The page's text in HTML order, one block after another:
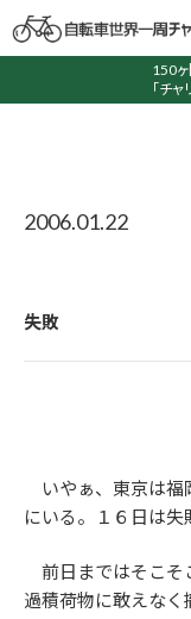
150
「チ
2006.01.22
失敗
いやぁ、東京は福
にいる。１６日は失
前日まではそこそ
過積荷物に敢えな